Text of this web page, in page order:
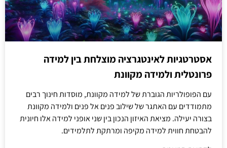
אסטרטגיות לאינטגרציה מוצלחת בין למידה
פרונטלית ולמידה מקוונת
עם הפופולריות הגוברת של למידה מקוונת, מוסדות חינוך רבים
מתמודדים עם האתגר של שילוב פנים אל פנים ולמידה מקוונת
בצורה יעילה. מציאת האיזון הנכון בין שני אופני למידה אלו חיונית
להבטחת חווית למידה מקיפה ומרתקת לתלמידים.